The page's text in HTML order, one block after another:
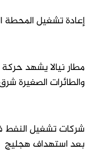
إعادة تشغيل المحطة
مطار نيالا يشهد
والطائرات الصغيرة
شركات تشغيل النفط
بعد استهداف هجليج